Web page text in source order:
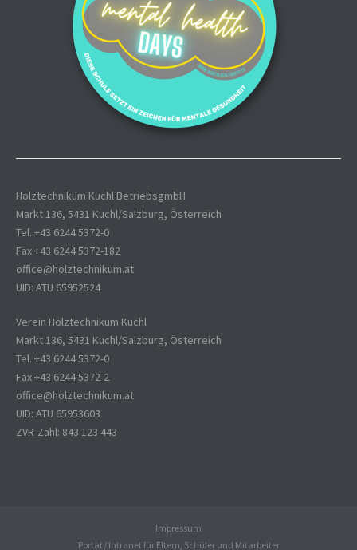
Holztechnikum Kuchl BetriebsgmbH
Markt 136, 5431 Kuchl/Salzburg, Österreich
Tel. +43 6244 5372-0
Fax +43 6244 5372-182
office@holztechnikum.at
UID: ATU 65952524
Verein Holztechnikum Kuchl
Markt 136, 5431 Kuchl/Salzburg, Österreich
Tel. +43 6244 5372-0
Fax +43 6244 5372-2
office@holztechnikum.at
UID: ATU 65953603
ZVR-Zahl: 843 123 443
Impressum
Portal / Intranet für Eltern, Schüler und Mitarbeiter